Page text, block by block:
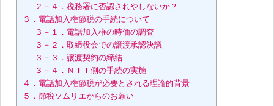
２－４．税務署に否認されやしないか？
３．電話加入権節税の手続について
３－１．電話加入権の時価の調査
３－２．取締役会での譲渡承認決議
３－３．譲渡契約の締結
３－４．ＮＴＴ側の手続の実施
４．電話加入権節税が必要とされる理論的背景
５．節税ソムリエからのお願い